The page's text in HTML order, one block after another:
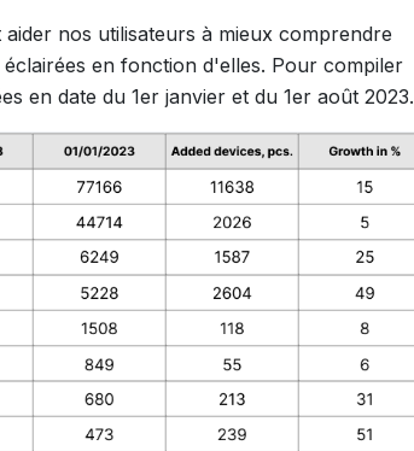
nos utilisateurs à mieux comprendre
en fonction d'elles. Pour compiler
en date du 1er janvier et du 1er août 2023.